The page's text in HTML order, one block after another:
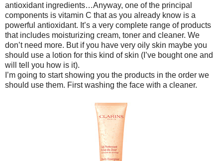
antioxidant ingredients…Anyway, one of the principal
components is vitamin C that as you already know is a
powerful antioxidant. It’s a very complete range of products
that includes moisturizing cream, toner and cleaner. We
don’t need more. But if you have very oily skin maybe you
should use a lotion for this kind of skin (I’ve bought one and
will tell you how is it).
I’m going to start showing you the products in the order we
should use them. First washing the face with a cleaner.